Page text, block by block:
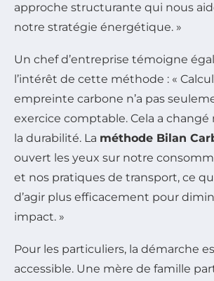
approche structurante qui nous
notre stratégie énergétique. »
Un chef d’entreprise témoigne
l’intérêt de cette méthode : «
empreinte carbone n’a pas
exercice comptable. Cela a changé
la durabilité. La méthode Bilan
ouvert les yeux sur notre
et nos pratiques de transport, ce
d’agir plus efficacement pour
impact. »
Pour les particuliers, la démarche
accessible. Une mère de famille